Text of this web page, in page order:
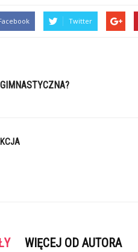
Twitter
WIĘCEJ OD AUTORA